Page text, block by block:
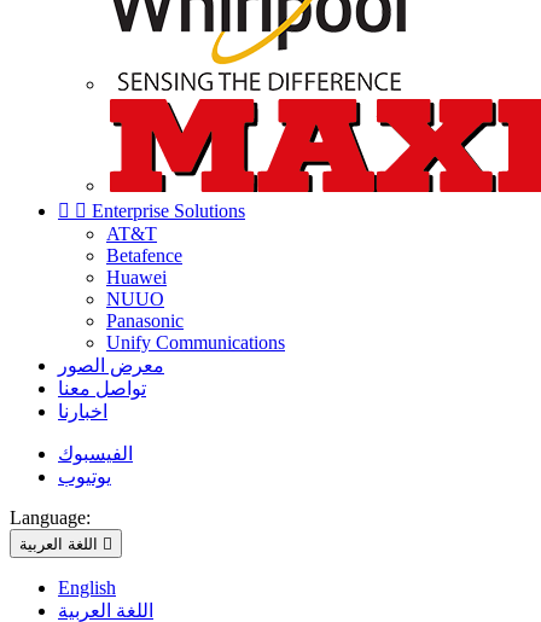
  Enterprise Solutions
AT&T
Betafence
Huawei
NUUO
Panasonic
Unify Communications
معرض الصور
تواصل معنا
اخبارنا
الفيسبوك
يوتيوب
Language:
اللغة العربية 
English
اللغة العربية